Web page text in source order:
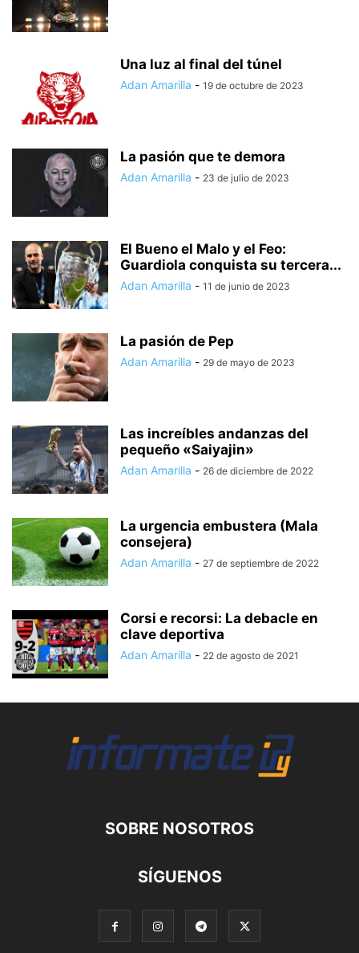
Una luz al final del túnel
Adan Amarilla - 19 de octubre de 2023
La pasión que te demora
Adan Amarilla - 23 de julio de 2023
El Bueno el Malo y el Feo:
Guardiola conquista su tercera...
Adan Amarilla - 11 de junio de 2023
La pasión de Pep
Adan Amarilla - 29 de mayo de 2023
Las increíbles andanzas del
pequeño «Saiyajin»
Adan Amarilla - 26 de diciembre de 2022
La urgencia embustera (Mala
consejera)
Adan Amarilla - 27 de septiembre de 2022
Corsi e recorsi: La debacle en
clave deportiva
Adan Amarilla - 22 de agosto de 2021
SOBRE NOSOTROS
SÍGUENOS